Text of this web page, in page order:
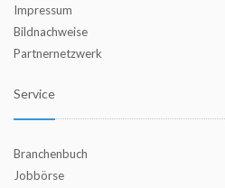
Impressum
Bildnachweise
Partnernetzwerk
Service
Branchenbuch
Jobbörse